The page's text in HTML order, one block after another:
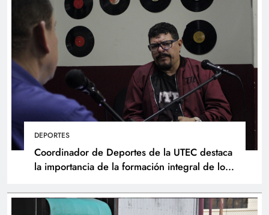
DEPORTES
Coordinador de Deportes de la UTEC destaca
la importancia de la formación integral de los